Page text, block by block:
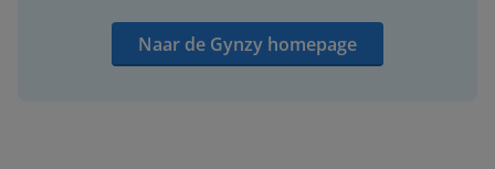
Naar de Gynzy homepage